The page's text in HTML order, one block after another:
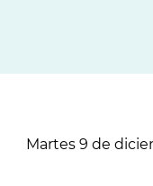
Sistema Ideas
Martes 9 de